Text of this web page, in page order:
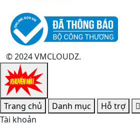
© 2024 VMCLOUDZ.
Trang chủ Danh mục Hỗ trợ
Tài khoản